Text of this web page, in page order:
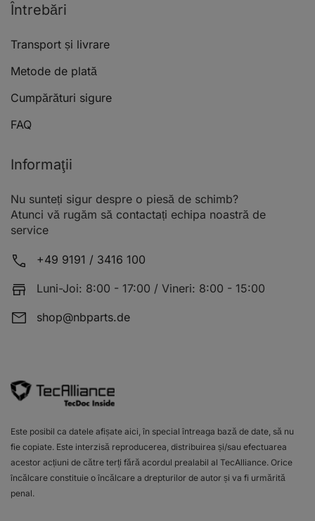
Întrebări
Transport și livrare
Metode de plată
Cumpărături sigure
FAQ
Informaţii
Nu sunteți sigur despre o piesă de schimb?
Atunci vă rugăm să contactați echipa noastră de
service
+49 9191 / 3416 100
Luni-Joi: 8:00 - 17:00 / Vineri: 8:00 - 15:00
shop@nbparts.de
Este posibil ca datele afișate aici, în special întreaga bază de date, să nu
fie copiate. Este interzisă reproducerea, distribuirea și/sau efectuarea
acestor acțiuni de către terți fără acordul prealabil al TecAlliance. Orice
încălcare constituie o încălcare a drepturilor de autor și va fi urmărită
penal.